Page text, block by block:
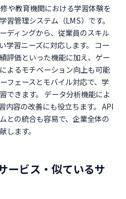
や教育機関における学習体験を
習管理システム（LMS）です。
ディングから、従業員のスキル
学習ニーズに対応します。 コー
評価といった機能に加え、ゲー
よるモチベーション向上も可能
フェースとモバイル対応で、学
できます。 データ分析機能によ
内容の改善にも役立ちます。 API
との統合も容易で、企業全体の
します。
ービス・似ているサ